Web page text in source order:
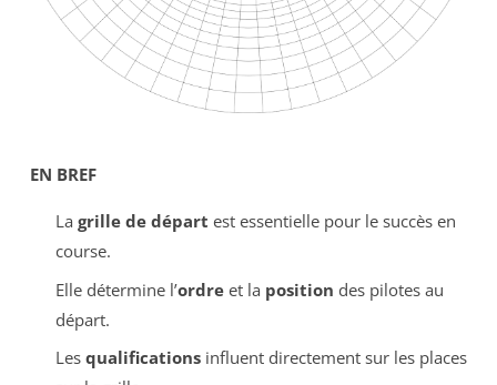
EN BREF
La grille de départ est essentielle pour le succès en
course.
Elle détermine l’ordreet la position des pilotes au
départ.
Les qualificationsinfluent directement sur les places